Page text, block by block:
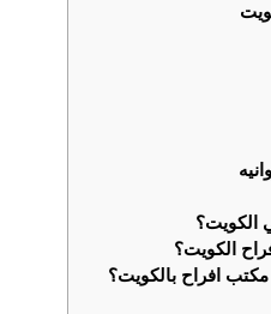
الكويت؟
الكويت؟
افراح بالكويت؟